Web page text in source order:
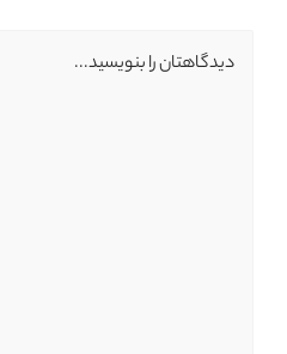
دیدگاهتان را بنویسید...